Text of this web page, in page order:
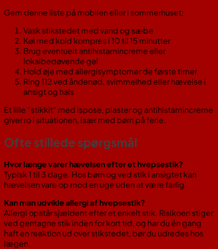
Gem denne liste på mobilen eller i sommerhuset:
Vask stikstedet med vand og sæbe
Køl med kold kompres i 10 til 15 minutter
Brug eventuelt antihistamincreme eller
lokalbedøvende gel
Hold øje med allergisymptomer de første timer
Ring 112 ved åndenød, svimmelhed eller hævelse i
ansigt og hals
Et lille ”stikkit” med ispose, plaster og antihistamincreme
giver ro i situationen, især med børn på ferie.
Ofte stillede spørgsmål
Hvor længe varer hævelsen efter et hvepsestik?
Typisk 1 til 3 dage. Hos børn og ved stik i ansigtet kan
hævelsen vare op mod en uge uden at være farlig.
Kan man udvikle allergi af hvepsestik?
Allergi opstår sjældent efter et enkelt stik. Risikoen stiger
ved gentagne stik inden for kort tid, og har du én gang
haft en reaktion ud over stikstedet, bør du udredes hos
lægen.